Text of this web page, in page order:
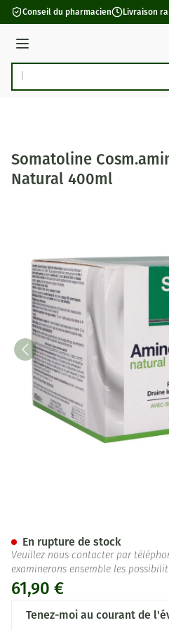
Aller au contenu
Conseil du pharmacien Livraison
Menu
Rechercher
Somatoline
Natural 400ml
61,90 €
Tenez-moi au courant de
En rupture de stock
Veuillez nous contacter par
examinerons ensemble les